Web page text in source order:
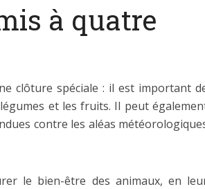
à quatre
clôture spéciale : il est important
et les fruits. Il peut
contre les aléas
le bien-être des animaux, en